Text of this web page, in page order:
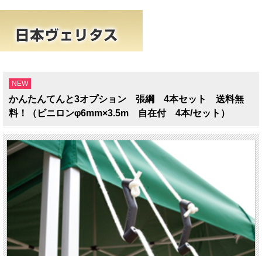
NEW
かんたんてんと3オプション 張綱 4本セット 送料無
料！（ビニロンφ6mm×3.5m 自在付 4本/セット）